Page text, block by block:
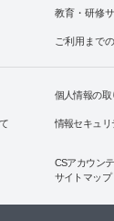
教育・研修
ご利用まで
個人情報の
情報セキュ
CSアカウン
サイトマップ